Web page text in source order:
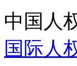
中国人
国际人